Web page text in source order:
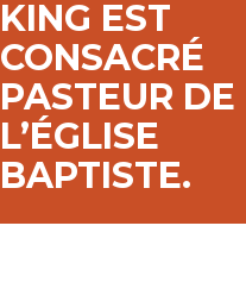
KING EST
CONSACRÉ
PASTEUR DE
L’ÉGLISE
BAPTISTE.